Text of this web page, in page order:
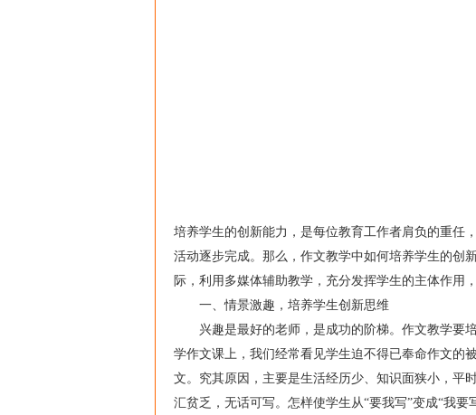
培养学生的创新能力，是每位教育工作者肩负的重任
活动逐步完成。那么，作文教学中如何培养学生的创
际，利用多媒体辅助教学，充分发挥学生的主体作用
一、情景激趣，培养学生创新思维
兴趣是最好的老师，是成功的阶梯。作文教学要
学作文课上，我们经常看见学生迫不得已奉命作文的
文。究其原因，主要是生活经历少、知识面狭小，平
汇贫乏，无话可写。怎样使学生从“要我写”变成“我